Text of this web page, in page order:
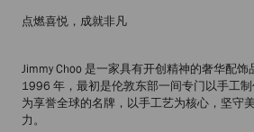
点燃喜悦，成就非凡
Jimmy Choo 是一家具有开创精神的奢华配
1996 年，最初是伦敦东部一间专门以手工
为享誉全球的名牌，以手工艺为核心，坚守
力。